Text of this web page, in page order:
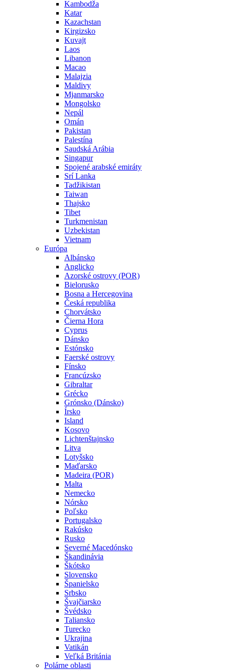
Kambodža
Katar
Kazachstan
Kirgizsko
Kuvajt
Laos
Libanon
Macao
Malajzia
Maldivy
Mjanmarsko
Mongolsko
Nepál
Omán
Pakistan
Palestína
Saudská Arábia
Singapur
Spojené arabské emiráty
Srí Lanka
Tadžikistan
Taiwan
Thajsko
Tibet
Turkmenistan
Uzbekistan
Vietnam
Európa
Albánsko
Anglicko
Azorské ostrovy (POR)
Bielorusko
Bosna a Hercegovina
Česká republika
Chorvátsko
Čierna Hora
Cyprus
Dánsko
Estónsko
Faerské ostrovy
Fínsko
Francúzsko
Gibraltar
Grécko
Grónsko (Dánsko)
Írsko
Island
Kosovo
Lichtenštajnsko
Litva
Lotyšsko
Maďarsko
Madeira (POR)
Malta
Nemecko
Nórsko
Poľsko
Portugalsko
Rakúsko
Rusko
Severné Macedónsko
Škandinávia
Škótsko
Slovensko
Španielsko
Srbsko
Švajčiarsko
Švédsko
Taliansko
Turecko
Ukrajina
Vatikán
Veľká Británia
Polárne oblasti